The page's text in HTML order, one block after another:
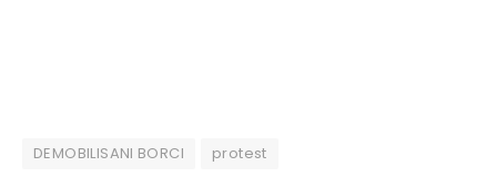
DEMOBILISANI BORCI protest